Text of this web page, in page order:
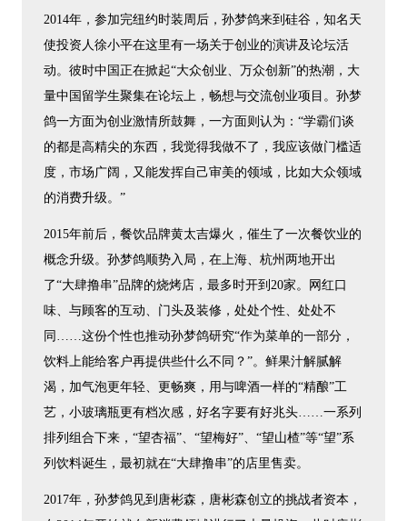
2014年，参加完纽约时装周后，孙梦鸽来到硅谷，知名天
使投资人徐小平在这里有一场关于创业的演讲及论坛活
动。彼时中国正在掀起“大众创业、万众创新”的热潮，大
量中国留学生聚集在论坛上，畅想与交流创业项目。孙梦
鸽一方面为创业激情所鼓舞，一方面则认为：“学霸们谈
的都是高精尖的东西，我觉得我做不了，我应该做门槛适
度，市场广阔，又能发挥自己审美的领域，比如大众领域
的消费升级。”
2015年前后，餐饮品牌黄太吉爆火，催生了一次餐饮业的
概念升级。孙梦鸽顺势入局，在上海、杭州两地开出
了“大肆撸串”品牌的烧烤店，最多时开到20家。网红口
味、与顾客的互动、门头及装修，处处个性、处处不
同……这份个性也推动孙梦鸽研究“作为菜单的一部分，
饮料上能给客户再提供些什么不同？”。鲜果汁解腻解
渴，加气泡更年轻、更畅爽，用与啤酒一样的“精酿”工
艺，小玻璃瓶更有档次感，好名字要有好兆头……一系列
排列组合下来，“望杏福”、“望梅好”、“望山楂”等“望”系
列饮料诞生，最初就在“大肆撸串”的店里售卖。
2017年，孙梦鸽见到唐彬森，唐彬森创立的挑战者资本，